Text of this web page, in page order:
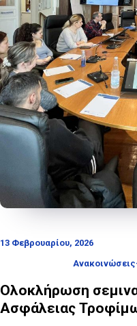
13 Φεβρουαρίου, 2026
Ολοκλήρωση
Ασφάλειας